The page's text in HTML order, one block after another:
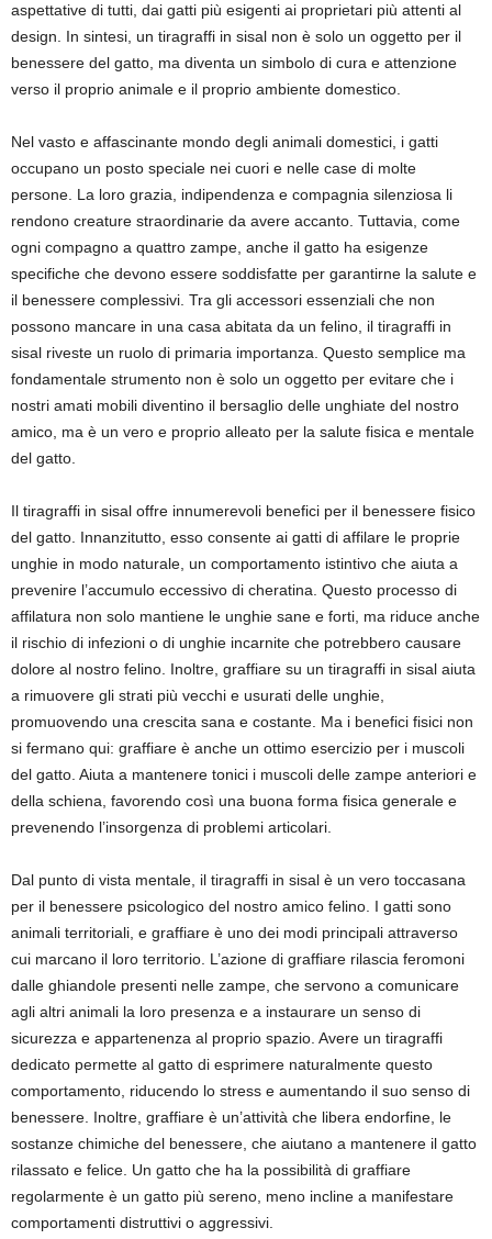
aspettative di tutti, dai gatti più esigenti ai proprietari più attenti al
design. In sintesi, un tiragraffi in sisal non è solo un oggetto per il
benessere del gatto, ma diventa un simbolo di cura e attenzione
verso il proprio animale e il proprio ambiente domestico.
Nel vasto e affascinante mondo degli animali domestici, i gatti
occupano un posto speciale nei cuori e nelle case di molte
persone. La loro grazia, indipendenza e compagnia silenziosa li
rendono creature straordinarie da avere accanto. Tuttavia, come
ogni compagno a quattro zampe, anche il gatto ha esigenze
specifiche che devono essere soddisfatte per garantirne la salute e
il benessere complessivi. Tra gli accessori essenziali che non
possono mancare in una casa abitata da un felino, il tiragraffi in
sisal riveste un ruolo di primaria importanza. Questo semplice ma
fondamentale strumento non è solo un oggetto per evitare che i
nostri amati mobili diventino il bersaglio delle unghiate del nostro
amico, ma è un vero e proprio alleato per la salute fisica e mentale
del gatto.
Il tiragraffi in sisal offre innumerevoli benefici per il benessere fisico
del gatto. Innanzitutto, esso consente ai gatti di affilare le proprie
unghie in modo naturale, un comportamento istintivo che aiuta a
prevenire l’accumulo eccessivo di cheratina. Questo processo di
affilatura non solo mantiene le unghie sane e forti, ma riduce anche
il rischio di infezioni o di unghie incarnite che potrebbero causare
dolore al nostro felino. Inoltre, graffiare su un tiragraffi in sisal aiuta
a rimuovere gli strati più vecchi e usurati delle unghie,
promuovendo una crescita sana e costante. Ma i benefici fisici non
si fermano qui: graffiare è anche un ottimo esercizio per i muscoli
del gatto. Aiuta a mantenere tonici i muscoli delle zampe anteriori e
della schiena, favorendo così una buona forma fisica generale e
prevenendo l’insorgenza di problemi articolari.
Dal punto di vista mentale, il tiragraffi in sisal è un vero toccasana
per il benessere psicologico del nostro amico felino. I gatti sono
animali territoriali, e graffiare è uno dei modi principali attraverso
cui marcano il loro territorio. L’azione di graffiare rilascia feromoni
dalle ghiandole presenti nelle zampe, che servono a comunicare
agli altri animali la loro presenza e a instaurare un senso di
sicurezza e appartenenza al proprio spazio. Avere un tiragraffi
dedicato permette al gatto di esprimere naturalmente questo
comportamento, riducendo lo stress e aumentando il suo senso di
benessere. Inoltre, graffiare è un’attività che libera endorfine, le
sostanze chimiche del benessere, che aiutano a mantenere il gatto
rilassato e felice. Un gatto che ha la possibilità di graffiare
regolarmente è un gatto più sereno, meno incline a manifestare
comportamenti distruttivi o aggressivi.